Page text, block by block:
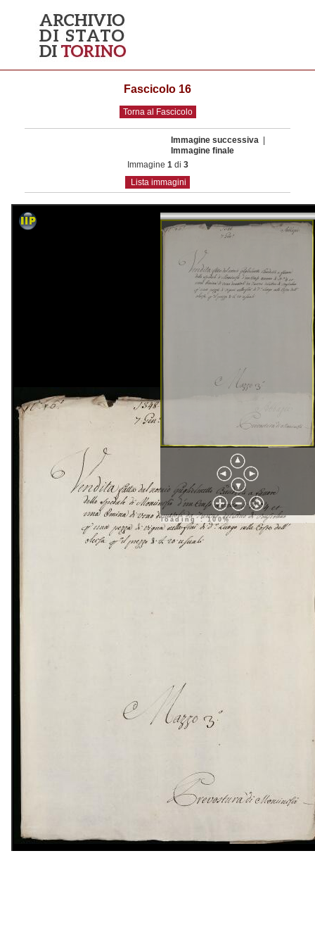
Fascicolo 16
Torna al Fascicolo
Immagine successiva
Immagine finale
Immagine 1di 3
Lista immagini
loading : 100%